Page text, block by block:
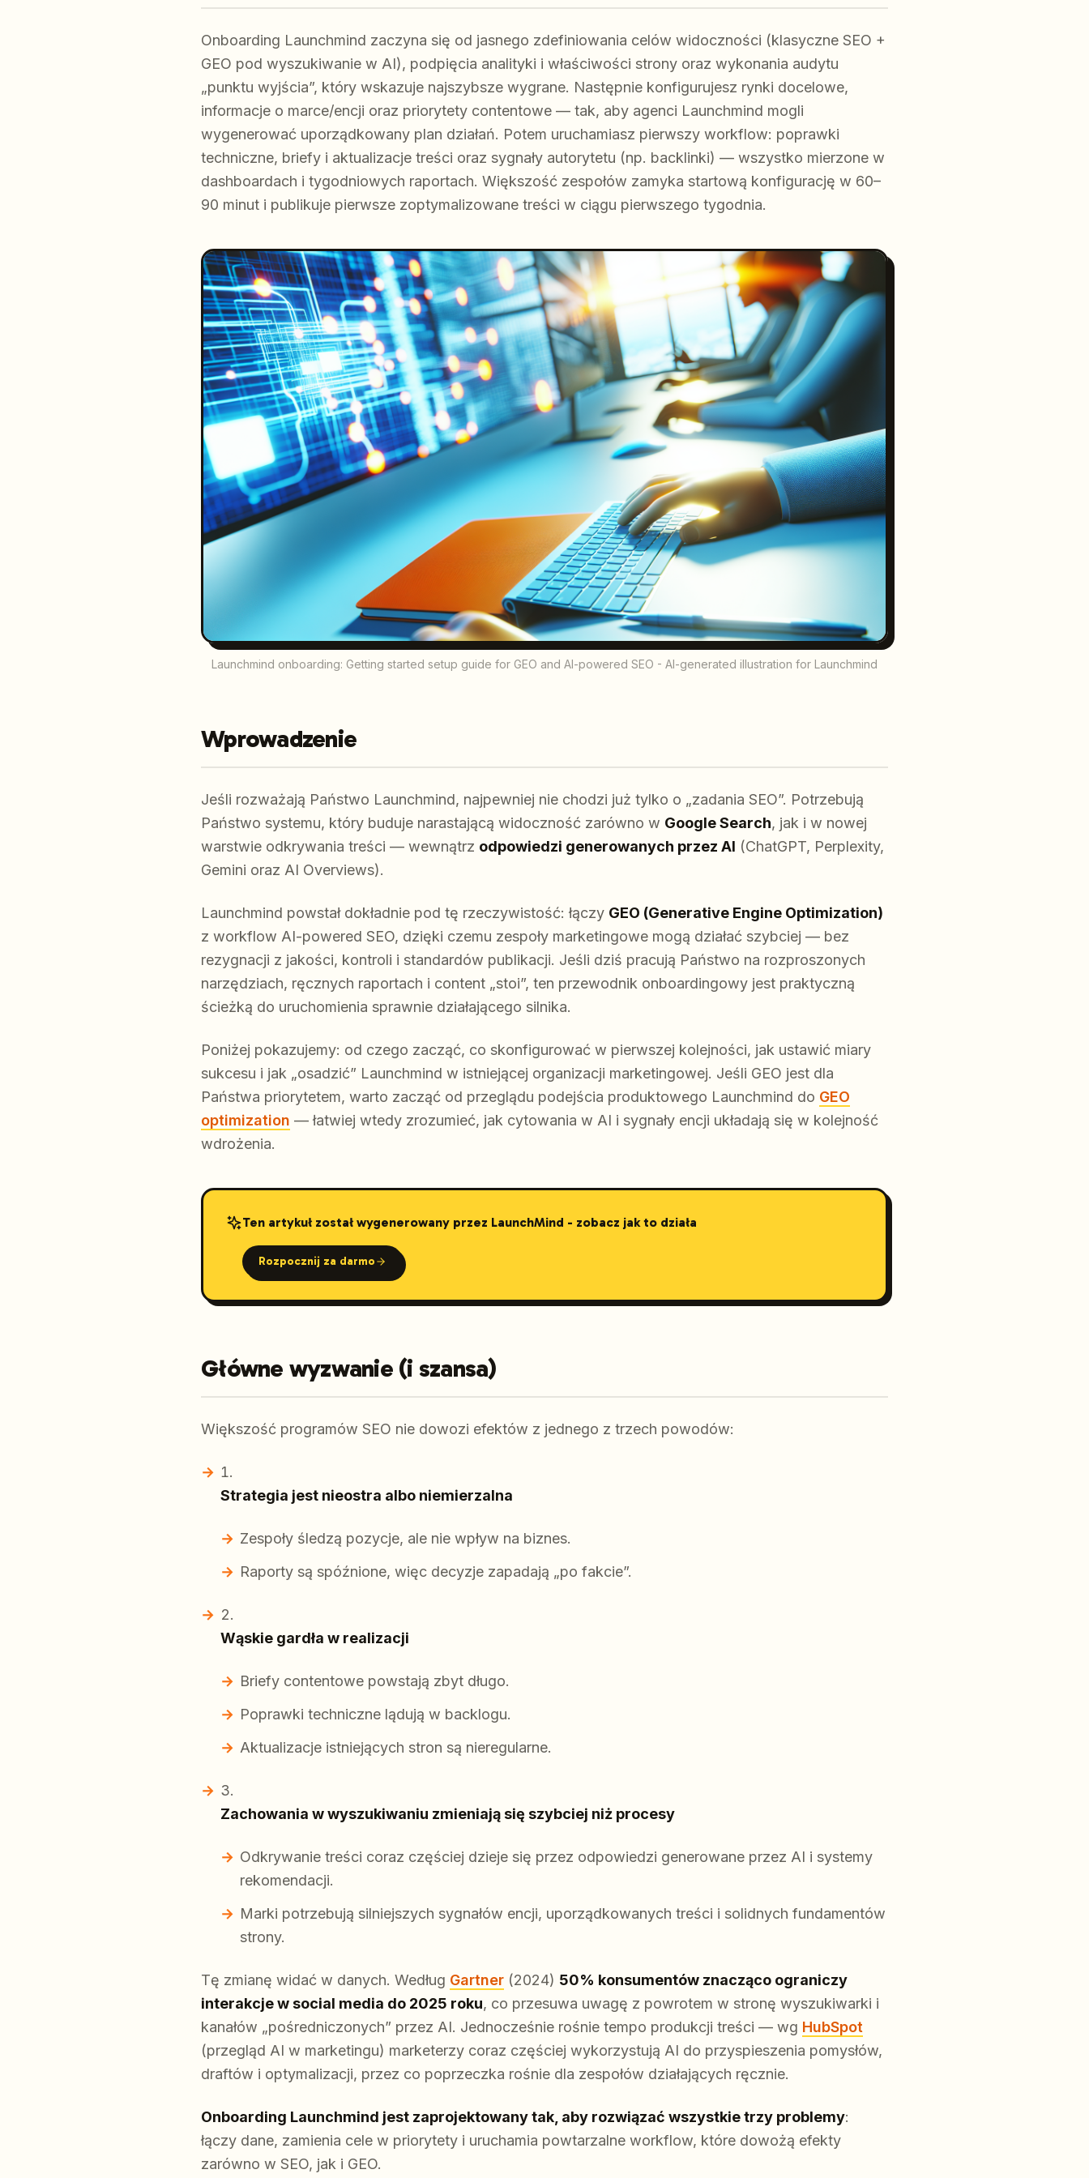
Onboarding Launchmind zaczyna się od jasnego zdefiniowania celów widoczności (klasyczne SEO +
GEO pod wyszukiwanie w AI), podpięcia analityki i właściwości strony oraz wykonania audytu
„punktu wyjścia”, który wskazuje najszybsze wygrane. Następnie konfigurujesz rynki docelowe,
informacje o marce/encji oraz priorytety contentowe — tak, aby agenci Launchmind mogli
wygenerować uporządkowany plan działań. Potem uruchamiasz pierwszy workflow: poprawki
techniczne, briefy i aktualizacje treści oraz sygnały autorytetu (np. backlinki) — wszystko mierzone w
dashboardach i tygodniowych raportach. Większość zespołów zamyka startową konfigurację w 60–
90 minut i publikuje pierwsze zoptymalizowane treści w ciągu pierwszego tygodnia.
Launchmind onboarding: Getting started setup guide for GEO and AI-powered SEO - AI-generated illustration for Launchmind
Wprowadzenie
Jeśli rozważają Państwo Launchmind, najpewniej nie chodzi już tylko o „zadania SEO”. Potrzebują
Państwo systemu, który buduje narastającą widoczność zarówno w Google Search, jak i w nowej
warstwie odkrywania treści — wewnątrz odpowiedzi generowanych przez AI (ChatGPT, Perplexity,
Gemini oraz AI Overviews).
Launchmind powstał dokładnie pod tę rzeczywistość: łączy GEO (Generative Engine Optimization)
z workflow AI-powered SEO, dzięki czemu zespoły marketingowe mogą działać szybciej — bez
rezygnacji z jakości, kontroli i standardów publikacji. Jeśli dziś pracują Państwo na rozproszonych
narzędziach, ręcznych raportach i content „stoi”, ten przewodnik onboardingowy jest praktyczną
ścieżką do uruchomienia sprawnie działającego silnika.
Poniżej pokazujemy: od czego zacząć, co skonfigurować w pierwszej kolejności, jak ustawić miary
sukcesu i jak „osadzić” Launchmind w istniejącej organizacji marketingowej. Jeśli GEO jest dla
Państwa priorytetem, warto zacząć od przeglądu podejścia produktowego Launchmind do GEO
optimization — łatwiej wtedy zrozumieć, jak cytowania w AI i sygnały encji układają się w kolejność
wdrożenia.
Ten artykuł został wygenerowany przez LaunchMind - zobacz jak to działa
Rozpocznij za darmo
Główne wyzwanie (i szansa)
Większość programów SEO nie dowozi efektów z jednego z trzech powodów:
Strategia jest nieostra albo niemierzalna
Zespoły śledzą pozycje, ale nie wpływ na biznes.
Raporty są spóźnione, więc decyzje zapadają „po fakcie”.
Wąskie gardła w realizacji
Briefy contentowe powstają zbyt długo.
Poprawki techniczne lądują w backlogu.
Aktualizacje istniejących stron są nieregularne.
Zachowania w wyszukiwaniu zmieniają się szybciej niż procesy
Odkrywanie treści coraz częściej dzieje się przez odpowiedzi generowane przez AI i systemy
rekomendacji.
Marki potrzebują silniejszych sygnałów encji, uporządkowanych treści i solidnych fundamentów
strony.
Tę zmianę widać w danych. Według Gartner (2024) 50% konsumentów znacząco ograniczy
interakcje w social media do 2025 roku, co przesuwa uwagę z powrotem w stronę wyszukiwarki i
kanałów „pośredniczonych” przez AI. Jednocześnie rośnie tempo produkcji treści — wg HubSpot
(przegląd AI w marketingu) marketerzy coraz częściej wykorzystują AI do przyspieszenia pomysłów,
draftów i optymalizacji, przez co poprzeczka rośnie dla zespołów działających ręcznie.
Onboarding Launchmind jest zaprojektowany tak, aby rozwiązać wszystkie trzy problemy:
łączy dane, zamienia cele w priorytety i uruchamia powtarzalne workflow, które dowożą efekty
zarówno w SEO, jak i GEO.